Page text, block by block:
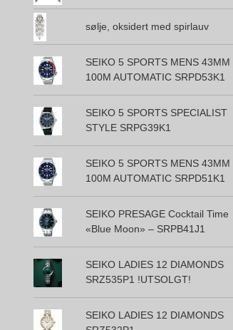
sølje, oksidert med spirlauv
SEIKO 5 SPORTS MENS 43MM
100M AUTOMATIC SRPD53K1
SEIKO 5 SPORTS SPECIALIST
STYLE SRPG39K1
SEIKO 5 SPORTS MENS 43MM
100M AUTOMATIC SRPD51K1
SEIKO PRESAGE Cocktail Time
«Blue Moon» – SRPB41J1
SEIKO LADIES 12 DIAMONDS
SRZ535P1 !UTSOLGT!
SEIKO LADIES 12 DIAMONDS